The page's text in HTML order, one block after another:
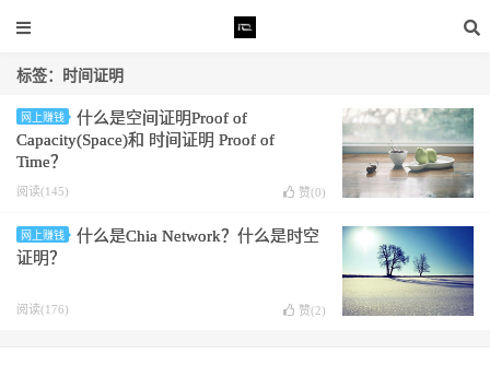
标签：时间证明
网上赚钱
什么是空间证明Proof of
Capacity(Space)和 时间证明 Proof of
Time？
阅读(145) 赞(0)
网上赚钱
什么是Chia Network？什么是时空
证明？
阅读(176) 赞(2)